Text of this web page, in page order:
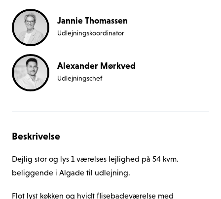
Jannie Thomassen
Udlejningskoordinator
Alexander Mørkved
Udlejningschef
Beskrivelse
Dejlig stor og lys 1 værelses lejlighed på 54 kvm.
beliggende i Algade til udlejning.
Flot lyst køkken og hvidt flisebadeværelse med